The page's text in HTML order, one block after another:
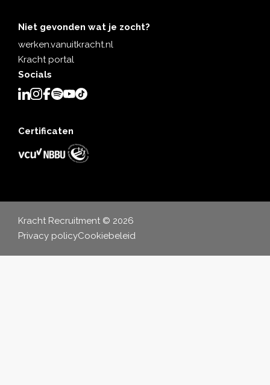
Niet gevonden wat je zocht?
werken.vanuitkracht.nl
Kracht portal
Socials
Certificaten
Kracht Recruitment © 2026
Privacy policyCookiebeleid